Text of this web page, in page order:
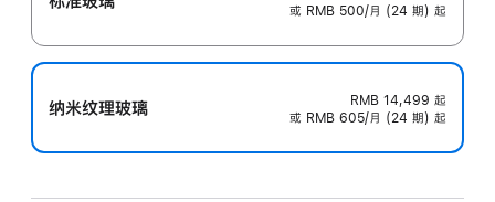
或 RMB 500/月 (24 期) 起
纳米纹理玻璃 RMB 14,499 起
或 RMB 605/月 (24 期) 起